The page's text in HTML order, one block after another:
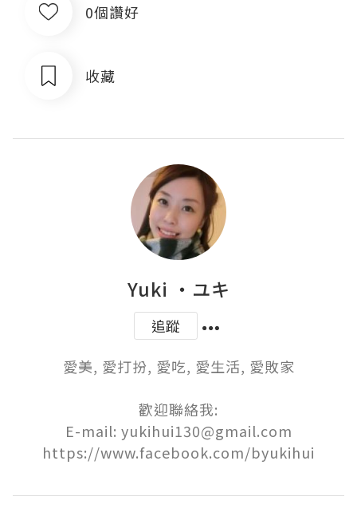
0個讚好
收藏
Yuki ‧ユキ
追蹤
愛美, 愛打扮, 愛吃, 愛生活, 愛敗家
歡迎聯絡我:
E-mail: yukihui130@gmail.com